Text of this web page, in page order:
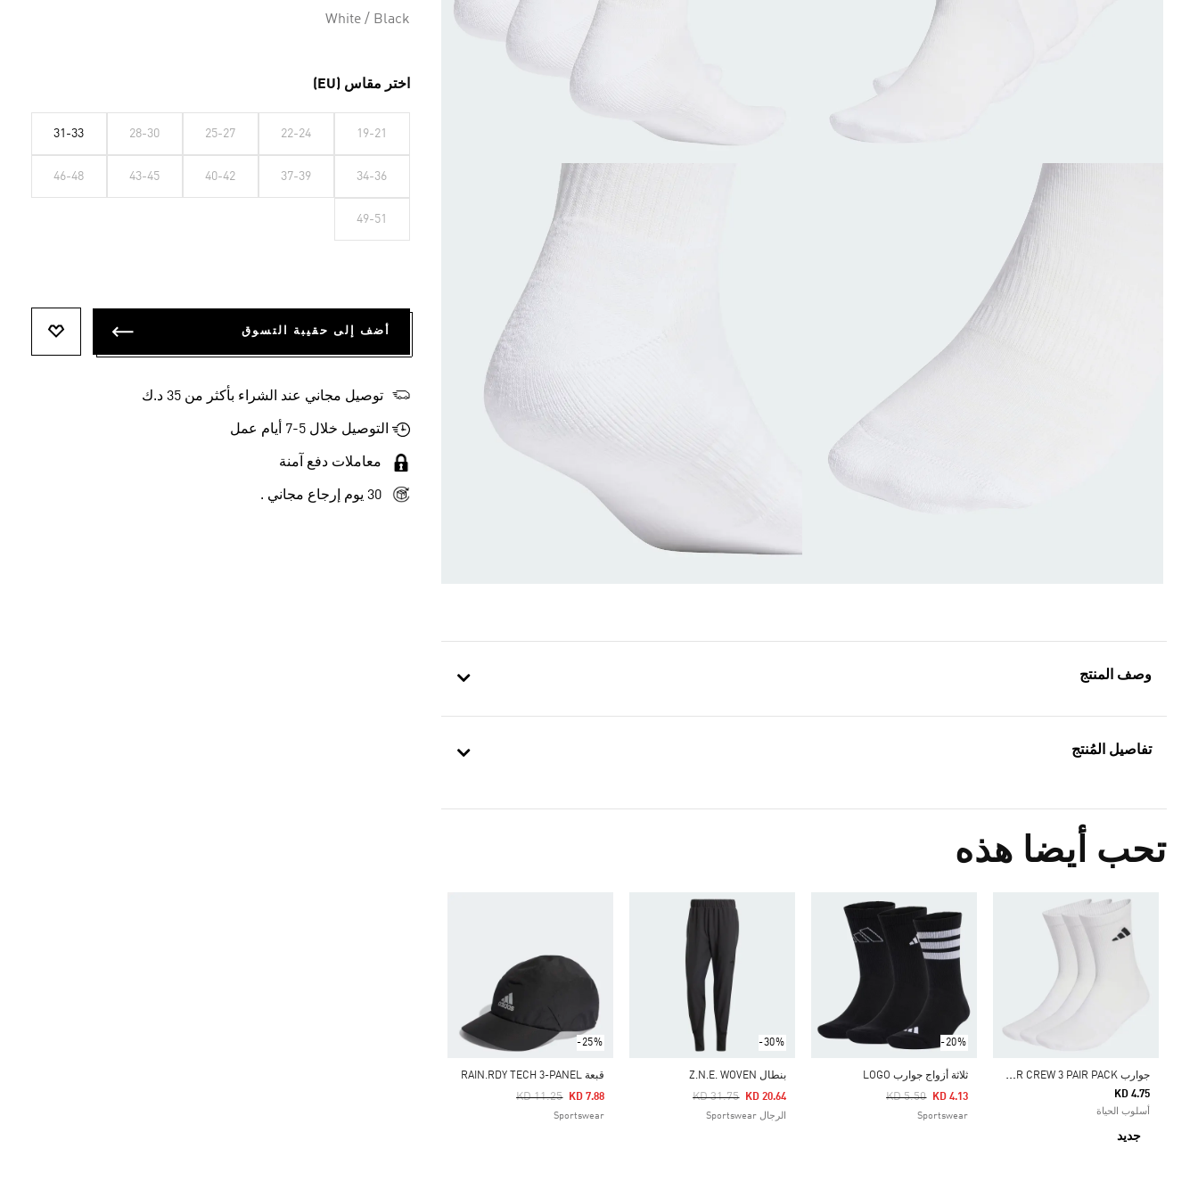
وصف المنتج
تفاصيل المُنتج
تحب أيضا هذه
ج
وارب CUSHIONED SPORTSWEAR CREW 3 PAIR PACK‏
KD 4.75
أسلوب الحياة
جديد
-20%
ثلاثة أزواج جوارب LOGO
Price Reduced From
KD 5.50
To KD 4.13
Sportswear
-30%
بنطال Z.N.E. WOVEN
Price Reduced From
KD 31.75
To KD 20.64
الرجال Sportswear
-25%
قبعة RAIN.RDY TECH 3-PANEL
Price Reduced From
KD 11.25
To KD 7.88
Sportswear
White / Black
اختر مقاس (EU)
19-21
22-24
25-27
28-30
31-33
34-36
37-39
40-42
43-45
46-48
49-51
أضف إلى حقيبة التسوق
توصيل مجاني عند الشراء بأكثر من 35 د.ك
التوصيل خلال 5-7 أيام عمل
معاملات دفع آمنة
30 يوم إرجاع مجاني .